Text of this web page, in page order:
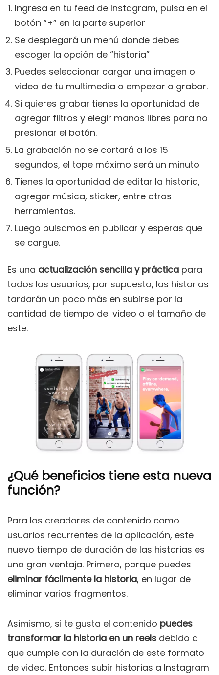
Ingresa en tu feed de Instagram, pulsa en el
botón “+” en la parte superior
Se desplegará un menú donde debes
escoger la opción de “historia”
Puedes seleccionar cargar una imagen o
video de tu multimedia o empezar a grabar.
Si quieres grabar tienes la oportunidad de
agregar filtros y elegir manos libres para no
presionar el botón.
La grabación no se cortará a los 15
segundos, el tope máximo será un minuto
Tienes la oportunidad de editar la historia,
agregar música, sticker, entre otras
herramientas.
Luego pulsamos en publicar y esperas que
se cargue.
Es una actualización sencilla y práctica para
todos los usuarios, por supuesto, las historias
tardarán un poco más en subirse por la
cantidad de tiempo del video o el tamaño de
este.
¿Qué beneficios tiene esta nueva
función?
Para los creadores de contenido como
usuarios recurrentes de la aplicación, este
nuevo tiempo de duración de las historias es
una gran ventaja. Primero, porque puedes
eliminar fácilmente la historia, en lugar de
eliminar varios fragmentos.
Asimismo, si te gusta el contenido puedes
transformar la historia en un reels debido a
que cumple con la duración de este formato
de video. Entonces subir historias a Instagram